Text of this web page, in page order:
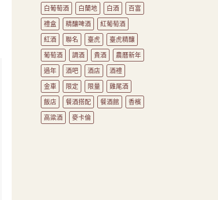
白葡萄酒 白蘭地 白酒 百富
禮盒 精釀啤酒 紅葡萄酒
紅酒 聯名 臺虎 臺虎精釀
葡萄酒 調酒 貴酒 農曆新年
過年 酒吧 酒店 酒禮
金車 限定 限量 雞尾酒
飯店 餐酒搭配 餐酒館 香檳
高粱酒 麥卡倫